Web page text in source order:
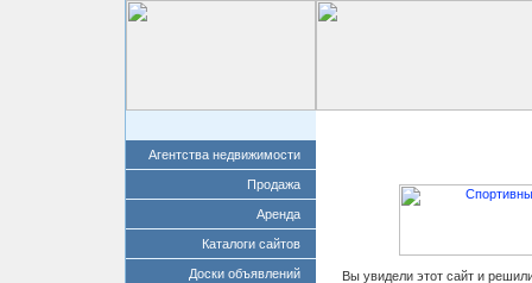
Агентства недвижимости
Продажа
Аренда
Каталоги сайтов
Доски объявлений Вы увидели этот сайт и